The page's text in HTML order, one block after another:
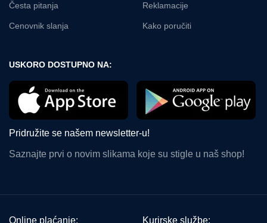
Česta pitanja
Cenovnik slanja
Reklamacije
Kako poručiti
USKORO DOSTUPNO NA:
Pridružite se našem newsletter-u!
Saznajte prvi o novim slikama koje su stigle u naš shop!
Online plaćanje: Kurirske službe: